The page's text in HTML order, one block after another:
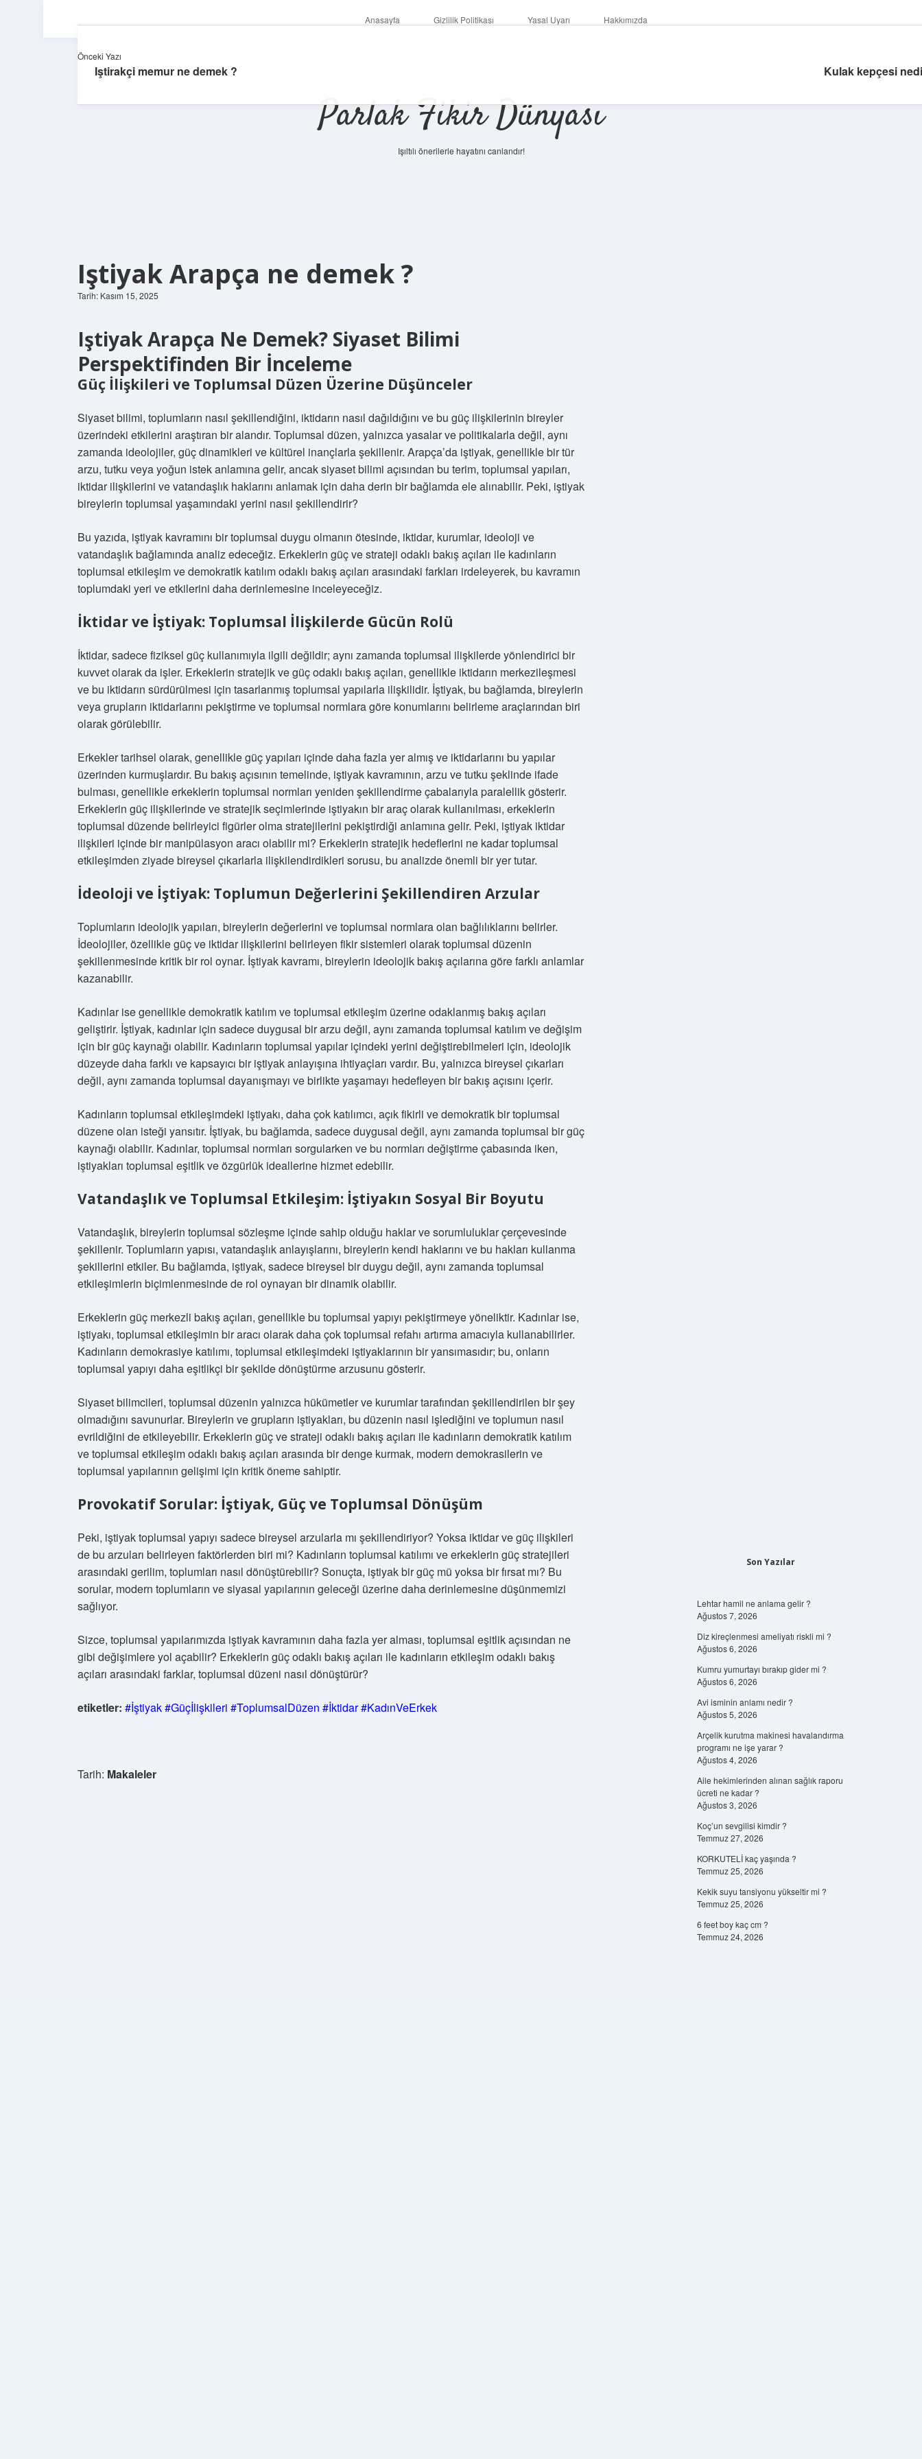
Anasayfa Gizlilik Politikası Yasal Uyarı Hakkımızda
Parlak Fikir Dünyası
Işıltılı önerilerle hayatını canlandır!
Iştiyak Arapça ne demek ?
Tarih: Kasım 15, 2025
Iştiyak Arapça Ne Demek? Siyaset Bilimi
Perspektifinden Bir İnceleme
Güç İlişkileri ve Toplumsal Düzen Üzerine Düşünceler
Siyaset bilimi, toplumların nasıl şekillendiğini, iktidarın nasıl dağıldığını ve bu güç ilişkilerinin bireyler
üzerindeki etkilerini araştıran bir alandır. Toplumsal düzen, yalnızca yasalar ve politikalarla değil, aynı
zamanda ideolojiler, güç dinamikleri ve kültürel inançlarla şekillenir. Arapça’da iştiyak, genellikle bir tür
arzu, tutku veya yoğun istek anlamına gelir, ancak siyaset bilimi açısından bu terim, toplumsal yapıları,
iktidar ilişkilerini ve vatandaşlık haklarını anlamak için daha derin bir bağlamda ele alınabilir. Peki, iştiyak
bireylerin toplumsal yaşamındaki yerini nasıl şekillendirir?
Bu yazıda, iştiyak kavramını bir toplumsal duygu olmanın ötesinde, iktidar, kurumlar, ideoloji ve
vatandaşlık bağlamında analiz edeceğiz. Erkeklerin güç ve strateji odaklı bakış açıları ile kadınların
toplumsal etkileşim ve demokratik katılım odaklı bakış açıları arasındaki farkları irdeleyerek, bu kavramın
toplumdaki yeri ve etkilerini daha derinlemesine inceleyeceğiz.
İktidar ve İştiyak: Toplumsal İlişkilerde Gücün Rolü
İktidar, sadece fiziksel güç kullanımıyla ilgili değildir; aynı zamanda toplumsal ilişkilerde yönlendirici bir
kuvvet olarak da işler. Erkeklerin stratejik ve güç odaklı bakış açıları, genellikle iktidarın merkezileşmesi
ve bu iktidarın sürdürülmesi için tasarlanmış toplumsal yapılarla ilişkilidir. İştiyak, bu bağlamda, bireylerin
veya grupların iktidarlarını pekiştirme ve toplumsal normlara göre konumlarını belirleme araçlarından biri
olarak görülebilir.
Erkekler tarihsel olarak, genellikle güç yapıları içinde daha fazla yer almış ve iktidarlarını bu yapılar
üzerinden kurmuşlardır. Bu bakış açısının temelinde, iştiyak kavramının, arzu ve tutku şeklinde ifade
bulması, genellikle erkeklerin toplumsal normları yeniden şekillendirme çabalarıyla paralellik gösterir.
Erkeklerin güç ilişkilerinde ve stratejik seçimlerinde iştiyakın bir araç olarak kullanılması, erkeklerin
toplumsal düzende belirleyici figürler olma stratejilerini pekiştirdiği anlamına gelir. Peki, iştiyak iktidar
ilişkileri içinde bir manipülasyon aracı olabilir mi? Erkeklerin stratejik hedeflerini ne kadar toplumsal
etkileşimden ziyade bireysel çıkarlarla ilişkilendirdikleri sorusu, bu analizde önemli bir yer tutar.
İdeoloji ve İştiyak: Toplumun Değerlerini Şekillendiren Arzular
Toplumların ideolojik yapıları, bireylerin değerlerini ve toplumsal normlara olan bağlılıklarını belirler.
İdeolojiler, özellikle güç ve iktidar ilişkilerini belirleyen fikir sistemleri olarak toplumsal düzenin
şekillenmesinde kritik bir rol oynar. İştiyak kavramı, bireylerin ideolojik bakış açılarına göre farklı anlamlar
kazanabilir.
Kadınlar ise genellikle demokratik katılım ve toplumsal etkileşim üzerine odaklanmış bakış açıları
geliştirir. İştiyak, kadınlar için sadece duygusal bir arzu değil, aynı zamanda toplumsal katılım ve değişim
için bir güç kaynağı olabilir. Kadınların toplumsal yapılar içindeki yerini değiştirebilmeleri için, ideolojik
düzeyde daha farklı ve kapsayıcı bir iştiyak anlayışına ihtiyaçları vardır. Bu, yalnızca bireysel çıkarları
değil, aynı zamanda toplumsal dayanışmayı ve birlikte yaşamayı hedefleyen bir bakış açısını içerir.
Kadınların toplumsal etkileşimdeki iştiyakı, daha çok katılımcı, açık fikirli ve demokratik bir toplumsal
düzene olan isteği yansıtır. İştiyak, bu bağlamda, sadece duygusal değil, aynı zamanda toplumsal bir güç
kaynağı olabilir. Kadınlar, toplumsal normları sorgularken ve bu normları değiştirme çabasında iken,
iştiyakları toplumsal eşitlik ve özgürlük ideallerine hizmet edebilir.
Vatandaşlık ve Toplumsal Etkileşim: İştiyakın Sosyal Bir Boyutu
Vatandaşlık, bireylerin toplumsal sözleşme içinde sahip olduğu haklar ve sorumluluklar çerçevesinde
şekillenir. Toplumların yapısı, vatandaşlık anlayışlarını, bireylerin kendi haklarını ve bu hakları kullanma
şekillerini etkiler. Bu bağlamda, iştiyak, sadece bireysel bir duygu değil, aynı zamanda toplumsal
etkileşimlerin biçimlenmesinde de rol oynayan bir dinamik olabilir.
Erkeklerin güç merkezli bakış açıları, genellikle bu toplumsal yapıyı pekiştirmeye yöneliktir. Kadınlar ise,
iştiyakı, toplumsal etkileşimin bir aracı olarak daha çok toplumsal refahı artırma amacıyla kullanabilirler.
Kadınların demokrasiye katılımı, toplumsal etkileşimdeki iştiyaklarının bir yansımasıdır; bu, onların
toplumsal yapıyı daha eşitlikçi bir şekilde dönüştürme arzusunu gösterir.
Siyaset bilimcileri, toplumsal düzenin yalnızca hükümetler ve kurumlar tarafından şekillendirilen bir şey
olmadığını savunurlar. Bireylerin ve grupların iştiyakları, bu düzenin nasıl işlediğini ve toplumun nasıl
evrildiğini de etkileyebilir. Erkeklerin güç ve strateji odaklı bakış açıları ile kadınların demokratik katılım
ve toplumsal etkileşim odaklı bakış açıları arasında bir denge kurmak, modern demokrasilerin ve
toplumsal yapılarının gelişimi için kritik öneme sahiptir.
Provokatif Sorular: İştiyak, Güç ve Toplumsal Dönüşüm
Peki, iştiyak toplumsal yapıyı sadece bireysel arzularla mı şekillendiriyor? Yoksa iktidar ve güç ilişkileri
de bu arzuları belirleyen faktörlerden biri mi? Kadınların toplumsal katılımı ve erkeklerin güç stratejileri
arasındaki gerilim, toplumları nasıl dönüştürebilir? Sonuçta, iştiyak bir güç mü yoksa bir fırsat mı? Bu
sorular, modern toplumların ve siyasal yapılarının geleceği üzerine daha derinlemesine düşünmemizi
sağlıyor.
Sizce, toplumsal yapılarımızda iştiyak kavramının daha fazla yer alması, toplumsal eşitlik açısından ne
gibi değişimlere yol açabilir? Erkeklerin güç odaklı bakış açıları ile kadınların etkileşim odaklı bakış
açıları arasındaki farklar, toplumsal düzeni nasıl dönüştürür?
etiketler: #İştiyak#Güçİlişkileri #ToplumsalDüzen #İktidar#KadınVeErkek
Tarih: Makaleler
Önceki Yazı
Iştirakçi memur ne demek ? Kulak kepçesi
Son Yazılar
Lehtar hamil ne anlama gelir ?
Ağustos 7, 2026
Diz kireçlenmesi ameliyatı riskli mi ?
Ağustos 6, 2026
Kumru yumurtayı bırakıp gider mi ?
Ağustos 6, 2026
Avi isminin anlamı nedir ?
Ağustos 5, 2026
Arçelik kurutma makinesi havalandırma
programı ne işe yarar ?
Ağustos 4, 2026
Aile hekimlerinden alınan sağlık raporu
ücreti ne kadar ?
Ağustos 3, 2026
Koç’un sevgilisi kimdir ?
Temmuz 27, 2026
KORKUTELİ kaç yaşında ?
Temmuz 25, 2026
Kekik suyu tansiyonu yükseltir mi ?
Temmuz 25, 2026
6 feet boy kaç cm ?
Temmuz 24, 2026